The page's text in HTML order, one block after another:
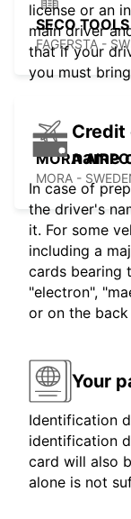
SECO
FAGERSTA -
MORA
MORA -
license or an
main driver
that if your
you must
Credit
name
In case of
the driver's
it. For some
including a
cards bearing
"electron",
or on the
Your
Identification
identification
card will also
alone is not